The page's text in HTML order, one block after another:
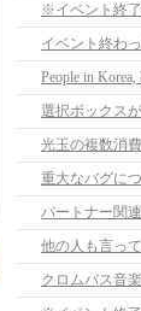
※イベント終
イベント終わ
People in
選択ボックス
光玉の複数消
重大なバグに
パートナー関
他の人も言っ
クロムバス音